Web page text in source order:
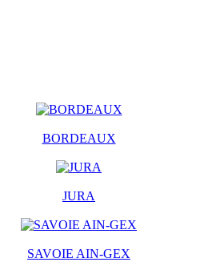
BORDEAUX
JURA
SAVOIE AIN-GEX